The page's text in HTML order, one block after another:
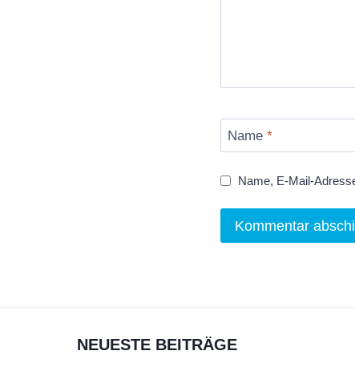
Name *
Name, E-Mail-
NEUESTE BEITRÄGE